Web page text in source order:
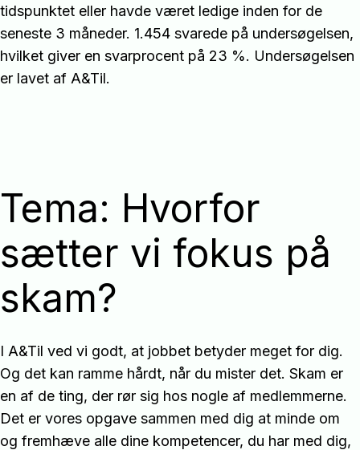
tidspunktet eller havde været ledige inden for de
seneste 3 måneder. 1.454 svarede på undersøgelsen,
hvilket giver en svarprocent på 23 %. Undersøgelsen
er lavet af A&Til.
Tema: Hvorfor
sætter vi fokus på
skam?
I A&Til ved vi godt, at jobbet betyder meget for dig.
Og det kan ramme hårdt, når du mister det. Skam er
en af de ting, der rør sig hos nogle af medlemmerne.
Det er vores opgave sammen med dig at minde om
og fremhæve alle dine kompetencer, du har med dig,